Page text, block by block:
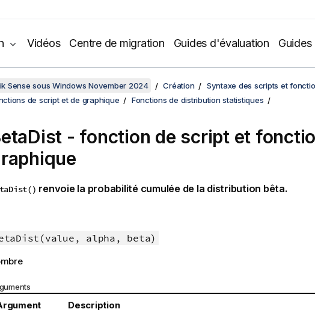
Vidéos Centre de migration Guides d'évaluation
Sense sous Windows November 2024 Création
Syntaxe des scripts et
de script et de graphique
Fonctions de distribution statistiques
- fonction de script et
renvoie la probabilité cumulée de la distribution bêta.
alpha, beta)
Description